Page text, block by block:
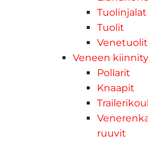
Tuolinjalat
Tuolit
Venetuolit
Veneen
Pollarit
Knaapit
ruuvit